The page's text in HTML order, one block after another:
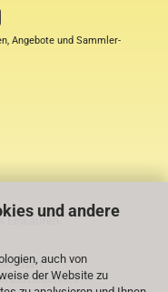
und andere
auch von
der Website zu
Angebote und Sammler-
Einkaufen.